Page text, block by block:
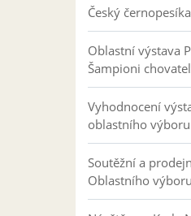
Český
Oblastní výstava
Šampioni
Vyhodnocení
oblastního
Soutěžní a
Oblastního